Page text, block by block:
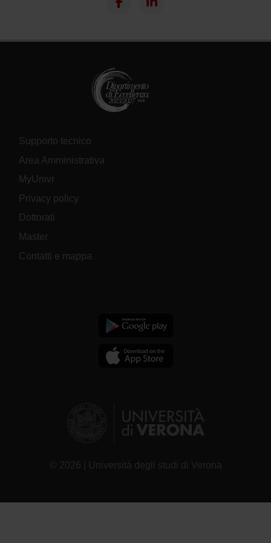
Supporto tecnico
Area Amministrativa
MyUnivr
Privacy policy
Dottorati
Master
Contatti e mappa
© 2026 | Università degli studi di Verona